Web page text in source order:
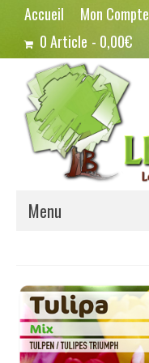
Accueil Mon Compte
0 Article
0,00€
Menu
Potager – Graines
Haricots
Pois